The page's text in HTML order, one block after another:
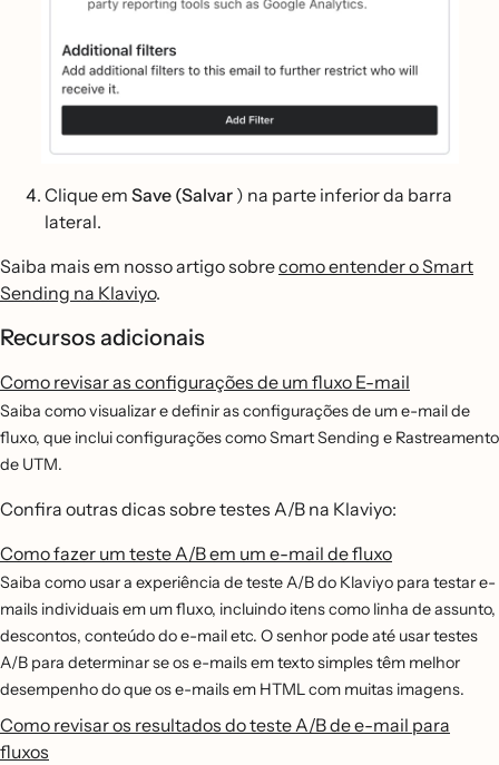
Clique em Save (Salvar ) na parte inferior da barra
lateral.
Saiba mais em nosso artigo sobrecomo entender o Smart
Sending na Klaviyo.
Recursos adicionais
Como revisar as configurações de um fluxo E-mail
Saiba como visualizar e definir as configurações de um e-mail de
fluxo, que inclui configurações como Smart Sending e Rastreamento
de UTM.
Confira outras dicas sobre testes A/B na Klaviyo:
Como fazer um teste A/B em um e-mail de fluxo
Saiba como usar a experiência de teste A/B do Klaviyo para testar e-
mails individuais em um fluxo, incluindo itens como linha de assunto,
descontos, conteúdo do e-mail etc. O senhor pode até usar testes
A/B para determinar se os e-mails em texto simples têm melhor
desempenho do que os e-mails em HTML com muitas imagens.
Como revisar os resultados do teste A/B de e-mail para
fluxos